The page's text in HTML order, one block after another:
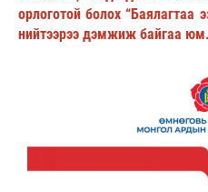
орлоготой болох “Баялагтаа
нийтээрээ дэмжиж байгаа юм.